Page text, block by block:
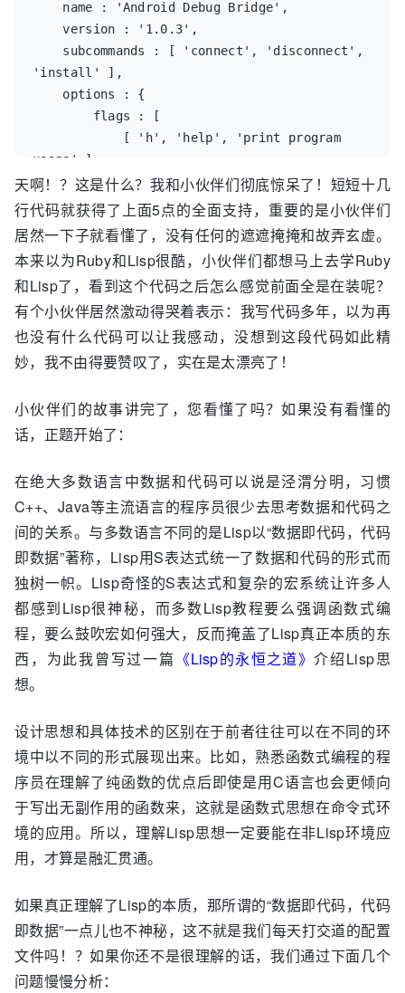
    version : '1.0.3',
'install' ],
usage' ],
            [ 'r', 'reinstall', 'reinstall
package' ],
            [ 'l', 'localhost', 'localhost' ]
        ],
        parameters : [
            [ null, 'host', 'adb server
hostname or IP address', null ],
            [ 'p', 'port', 'adb server port',
5037 ]
    },
    usages : [
        [ 'connect', ['host', '[port]'],
        [ 'connect', [ 'l' ], null, 'connect
to the local adb server', adb_connect ],
        [ 'disconnect', null, null,
'disconnect from adb server', adb_disconnect
],
        [ 'install', ['r'], ['package'],
'install package', adb_install ],
        [ null, ['h'], null, 'help', adb_help
],
try {
    var lineparser = require('lineparser');
    var parser = lineparser.init(meta);
    // adb_install will be invoked
    parser.parse(['install', '-r',
'/pkgs/bird.apk']);
catch (e) {
    console.error(e);
天啊！？这是什么？我和小伙伴们彻底惊呆了！短短十几
行代码就获得了上面5点的全面支持，重要的是小伙伴们
居然一下子就看懂了，没有任何的遮遮掩掩和故弄玄虚。
本来以为Ruby和Lisp很酷，小伙伴们都想马上去学Ruby
和Lisp了，看到这个代码之后怎么感觉前面全是在装呢？
有个小伙伴居然激动得哭着表示：我写代码多年，以为再
也没有什么代码可以让我感动，没想到这段代码如此精
妙，我不由得要赞叹了，实在是太漂亮了！
小伙伴们的故事讲完了，您看懂了吗？如果没有看懂的
话，正题开始了：
在绝大多数语言中数据和代码可以说是泾渭分明，习惯
C++、Java等主流语言的程序员很少去思考数据和代码之
间的关系。与多数语言不同的是Lisp以“数据即代码，代码
即数据”著称，Lisp用S表达式统一了数据和代码的形式而
独树一帜。Lisp奇怪的S表达式和复杂的宏系统让许多人
都感到Lisp很神秘，而多数Lisp教程要么强调函数式编
程，要么鼓吹宏如何强大，反而掩盖了Lisp真正本质的东
西，为此我曾写过一篇 《Lisp的永恒之道》介绍Lisp思
想。
设计思想和具体技术的区别在于前者往往可以在不同的环
境中以不同的形式展现出来。比如，熟悉函数式编程的程
序员在理解了纯函数的优点后即使是用C语言也会更倾向
于写出无副作用的函数来，这就是函数式思想在命令式环
境的应用。所以，理解Lisp思想一定要能在非Lisp环境应
用，才算是融汇贯通。
如果真正理解了Lisp的本质，那所谓的“数据即代码，代码
即数据”一点儿也不神秘，这不就是我们每天打交道的配置
文件吗！？如果你还不是很理解的话，我们通过下面几个
问题慢慢分析：